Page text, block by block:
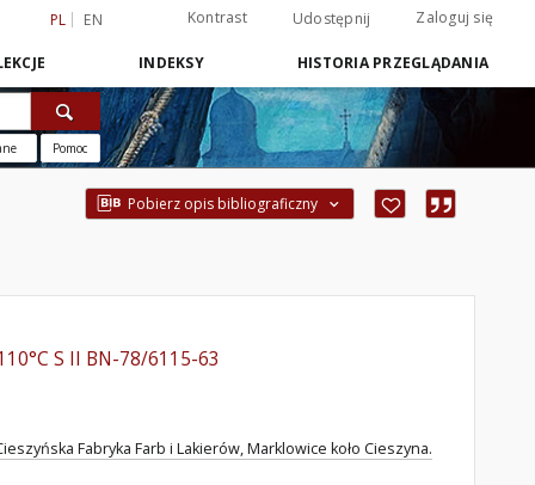
PL EN Kontrast Udostępnij Zaloguj się
INDEKSY HISTORIA PRZEGLĄDANIA
Pomoc
Pobierz opis bibliograficzny
S II BN-78/6115-63
Fabryka Farb i Lakierów, Marklowice koło Cieszyna.